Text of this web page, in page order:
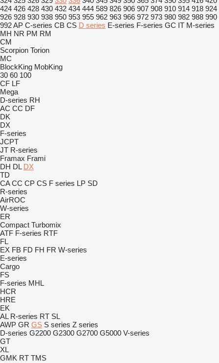
424 426 428 430 432 434 444 589 826 906 907 908 910 914 918 924
926 928 930 938 950 953 955 962 963 966 972 973 980 982 988 990
992AP C-series CB CS D series E-series F-series GC IT M-series
MH NR PM RM
CM
Scorpion Torion
MC
BlockKing MobKing
30 60 100
CF LF
Mega
D-series RH
AC CC DF
DK
DX
F-series
JCPT
JT R-series
Framax Frami
DH DL DX
TD
CA CC CP CS F series LP SD
R-series
AirROC
W-series
ER
Compact Turbomix
ATF F-series RTF
FL
EX FB FD FH FR W-series
E-series
Cargo
FS
F-series MHL
HCR
HRE
EK
AL R-series RT SL
AWP GR GS S series Z series
D-series G2200 G2300 G2700 G5000 V-series
GT
XL
GMK RT TMS